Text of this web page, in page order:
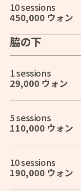
10 sessions
450,000 ウォン
脇の下
1 sessions
29,000 ウォン
5 sessions
110,000 ウォン
10 sessions
190,000 ウォン